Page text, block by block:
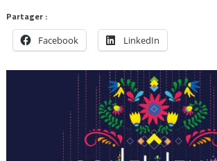
Partager :
Facebook LinkedIn